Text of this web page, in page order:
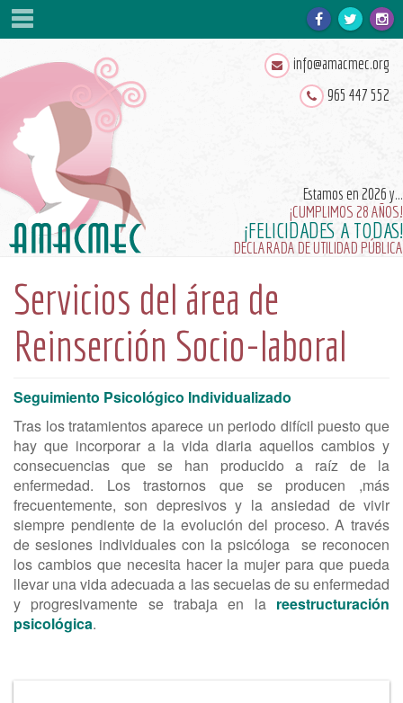
¡ASOCIATE!
GALERÍA
VIDEOS
CONTACTA
info@amacmec.org
965 447 552
Estamos en 2026 y...
¡CUMPLIMOS 28 AÑOS!
¡FELICIDADES A TODAS!
DECLARADA DE UTILIDAD PÚBLICA
Servicios del área de
Reinserción Socio-laboral
Seguimiento Psicológico Individualizado
Tras los tratamientos aparece un periodo difícil puesto que
hay que incorporar a la vida diaria aquellos cambios y
consecuencias que se han producido a raíz de la
enfermedad. Los trastornos que se producen ,más
frecuentemente, son depresivos y la ansiedad de vivir
siempre pendiente de la evolución del proceso. A través
de sesiones individuales con la psicóloga se reconocen
los cambios que necesita hacer la mujer para que pueda
llevar una vida adecuada a las secuelas de su enfermedad
y progresivamente se trabaja en la reestructuración
psicológica.